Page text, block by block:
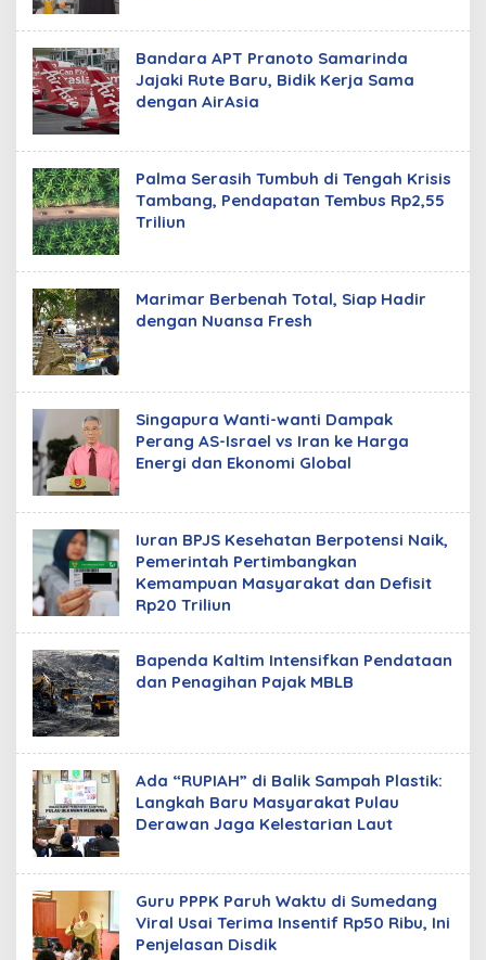
Bandara APT Pranoto Samarinda
Jajaki Rute Baru, Bidik Kerja Sama
dengan AirAsia
Palma Serasih Tumbuh di Tengah Krisis
Tambang, Pendapatan Tembus Rp2,55
Triliun
Marimar Berbenah Total, Siap Hadir
dengan Nuansa Fresh
Singapura Wanti-wanti Dampak
Perang AS-Israel vs Iran ke Harga
Energi dan Ekonomi Global
Iuran BPJS Kesehatan Berpotensi Naik,
Pemerintah Pertimbangkan
Kemampuan Masyarakat dan Defisit
Rp20 Triliun
Bapenda Kaltim Intensifkan Pendataan
dan Penagihan Pajak MBLB
Ada “RUPIAH” di Balik Sampah Plastik:
Langkah Baru Masyarakat Pulau
Derawan Jaga Kelestarian Laut
Guru PPPK Paruh Waktu di Sumedang
Viral Usai Terima Insentif Rp50 Ribu, Ini
Penjelasan Disdik